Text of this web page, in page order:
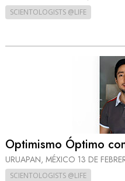
SCIENTOLOGISTS @LIFE
Optimismo Óptimo
URUAPAN, MÉXICO 13 DE
SCIENTOLOGISTS @LIFE